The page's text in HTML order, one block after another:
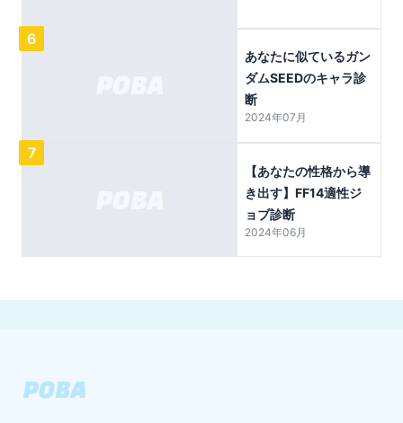
6
あなたに似ているガン
ダムSEEDのキャラ診
断
2024年07月
7
【あなたの性格から導
き出す】FF14適性ジ
ョブ診断
2024年06月